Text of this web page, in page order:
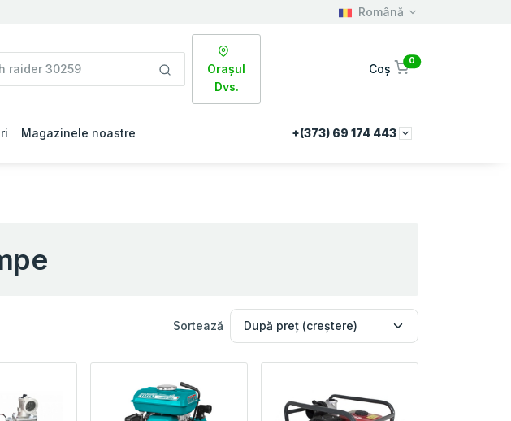
Română
Orașul
Dvs.
Coș
0
Magazinele noastre +(373) 69 174 443
Sortează